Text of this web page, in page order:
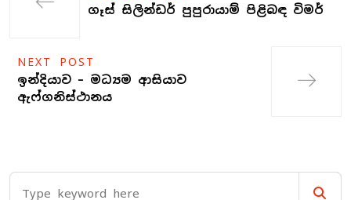
ගෑස් සිලින්ඩර් පුපුරායාම් පිළිබඳ විමර්
NEXT POST
ඉන්දියාව – මධ්‍යම ආසියාව
ඇෆ්ගනිස්ථානය